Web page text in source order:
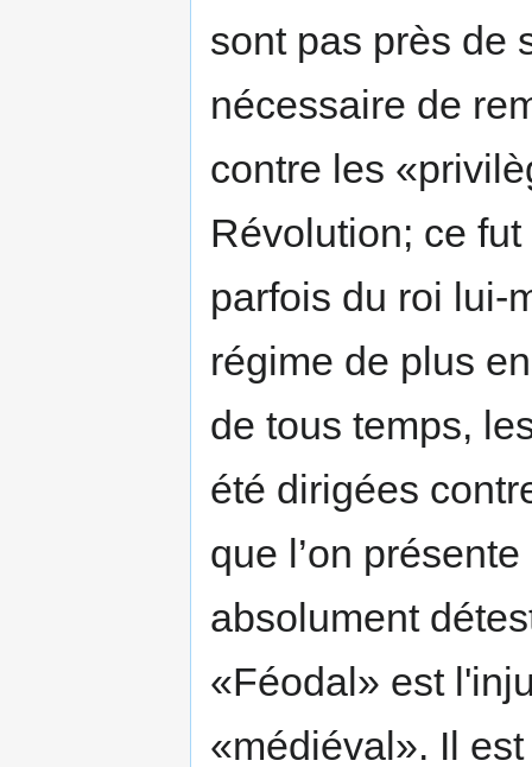
sont pas près de
nécessaire de
contre les
Révolution; ce
parfois du roi lui-
régime de plus
de tous temps,
été dirigées
que l’on
absolument
«Féodal» est
«médiéval». Il